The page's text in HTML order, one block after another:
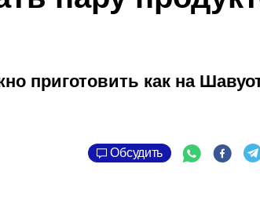
приготовить как на
Обсудить